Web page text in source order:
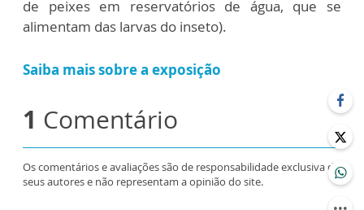
de peixes em reservatórios de água, que se
alimentam das larvas do inseto).
Saiba mais sobre a exposição
1 Comentário
Os comentários e avaliações são de responsabilidade exclusiva de
seus autores e não representam a opinião do site.